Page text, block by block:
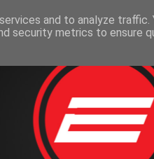
and to analyze traffic.
security metrics to ensure